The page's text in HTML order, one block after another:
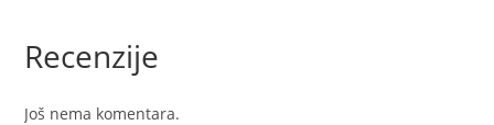
Recenzije
Još nema komentara.